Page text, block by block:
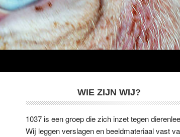
WIE ZIJN WIJ?
1037 is een groep die zich inzet tegen
Wij leggen verslagen en beeldmateriaal vast